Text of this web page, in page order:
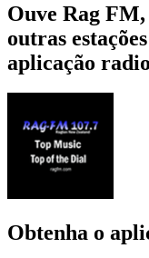
Ouve Rag
outras
aplicação
Obtenha o